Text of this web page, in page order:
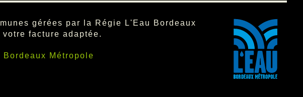
gérées par la Régie L'Eau Bordeaux
facture adaptée.
Métropole